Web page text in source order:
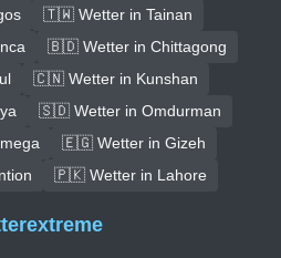
🇹🇼 Wetter in Tainan
🇧🇩 Wetter in Chittagong
🇨🇳 Wetter in Kunshan
🇸🇩 Wetter in Omdurman
🇪🇬 Wetter in Gizeh
🇵🇰 Wetter in Lahore